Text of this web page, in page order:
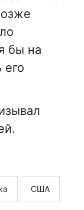
бы на
его
США